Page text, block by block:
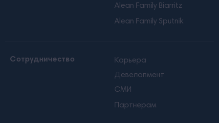
Alean Family Biarritz
Alean Family Sputnik
Сотрудничество
Карьера
Девелопмент
СМИ
Партнерам